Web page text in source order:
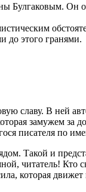
Булгаковым. Он
до этого гранями.
славу. В ней
замужем за
писателя по
Такой и
читатель! Кто
которая